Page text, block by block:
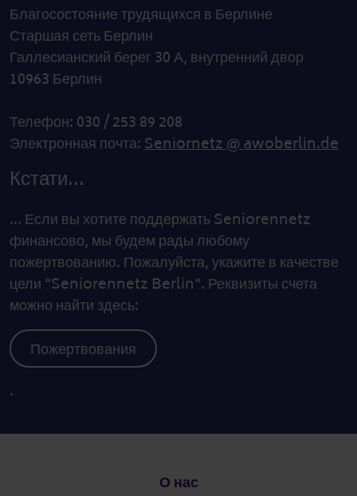
Благосостояние трудящихся в Берлине
Старшая сеть Берлин
Галлесианский берег 30 А, внутренний двор
10963 Берлин
Телефон: 030 / 253 89 208
Электронная почта:Seniornetz @ awoberlin.de
Кстати...
... Если вы хотите поддержать Seniorennetz
финансово, мы будем рады любому
пожертвованию. Пожалуйста, укажите в качестве
цели "Seniorennetz Berlin". Реквизиты счета
можно найти здесь:
Пожертвования
.
О нас